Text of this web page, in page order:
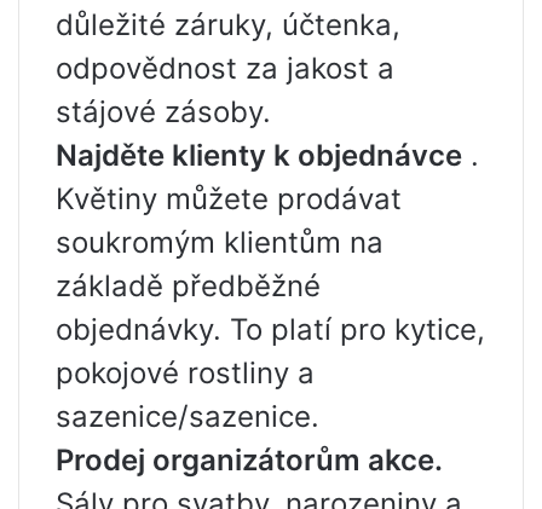
důležité záruky, účtenka,
odpovědnost za jakost a
stájové zásoby.
Najděte klienty k objednávce .
Květiny můžete prodávat
soukromým klientům na
základě předběžné
objednávky. To platí pro kytice,
pokojové rostliny a
sazenice/sazenice.
Prodej organizátorům akce.